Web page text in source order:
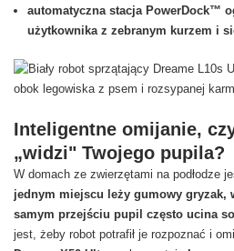
automatyczna stacja PowerDock™
użytkownika z zebranym kurzem i
Inteligentne omijanie,
„widzi" Twojego pupila?
W domach ze zwierzętami na podłodze
jednym miejscu leży gumowy gryzak,
samym przejściu pupil często ucina
jest, żeby robot potrafił je rozpoznać i